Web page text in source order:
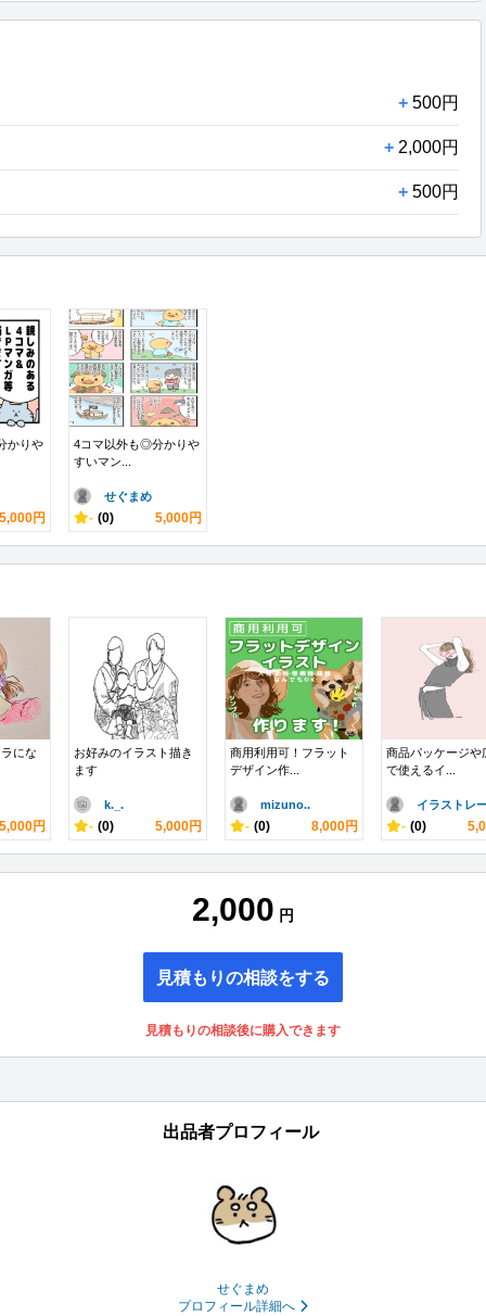
+ 500円
+ 2,000円
+ 500円
かりや
5,000円
4コマ以外も◎分かりや
すいマン...
せぐまめ
- (0) 5,000円
にな
5,000円
お好みのイラスト描き
ます
k._.
- (0) 5,000円
商用利用可！フラット
デザイン作...
mizuno..
- (0) 8,000円
商品パッケージや
で使えるイ...
イラストレ
- (0)
2,000 円
見積もりの相談をする
見積もりの相談後に購入できます
出品者プロフィール
せぐまめ
プロフィール詳細へ